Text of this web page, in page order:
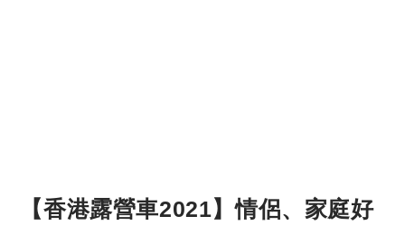
【香港露營車2021】情侶、家庭好